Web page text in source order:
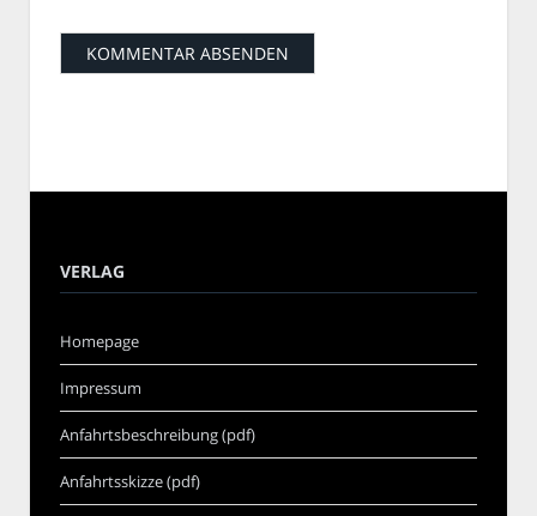
VERLAG
Homepage
Impressum
Anfahrtsbeschreibung (pdf)
Anfahrtsskizze (pdf)